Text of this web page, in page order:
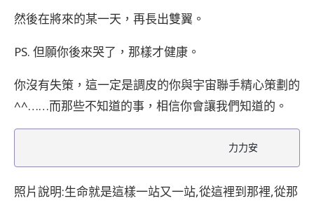
然後在將來的某一天，再長出雙翼。
PS. 但願你後來哭了，那樣才健康。
你沒有失策，這一定是調皮的你與宇宙聯手精心策劃的
^^……而那些不知道的事，相信你會讓我們知道的。
                                    力力安
照片說明:生命就是這樣一站又一站,從這裡到那裡,從那